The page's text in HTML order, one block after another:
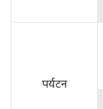
पर्यटन